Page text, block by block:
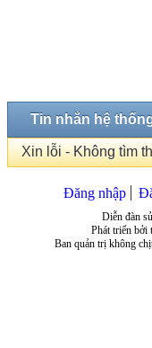
Tin nhắn hệ
Xin lỗi - Không tìm
Đăng nhập
Diễn đàn
Phát triển bởi
Ban quản trị không